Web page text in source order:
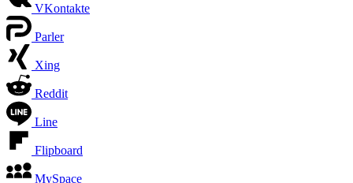
VKontakte
Parler
Xing
Reddit
Line
Flipboard
MySpace